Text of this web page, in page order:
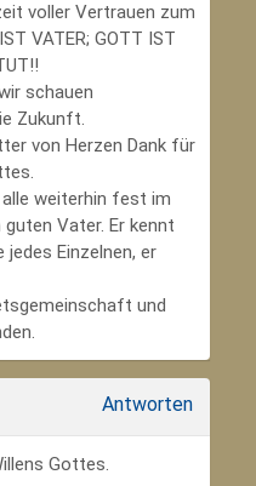
voller Vertrauen zum
VATER; GOTT IST
schauen
Zukunft.
von Herzen Dank für
alle weiterhin fest im
Vater. Er kennt
Einzelnen, er
und
Antworten
Gottes.